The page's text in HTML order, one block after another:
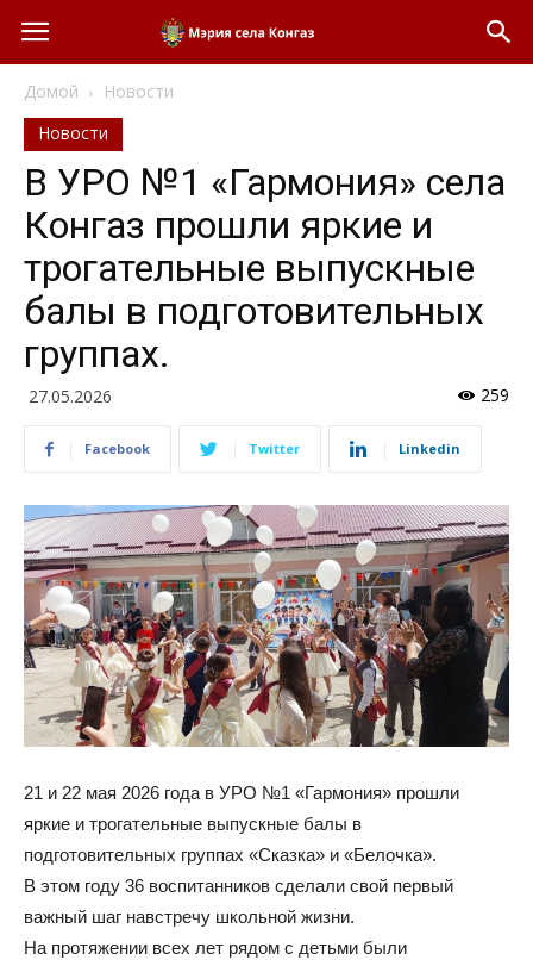
Домой
Новости
Новости
В УРО №1 «Гармония» села
Конгаз прошли яркие и
трогательные выпускные
балы в подготовительных
группах.
27.05.2026 259
Facebook Twitter Linkedin
21 и 22 мая 2026 года в УРО №1 «Гармония» прошли
яркие и трогательные выпускные балы в
подготовительных группах «Сказка» и «Белочка».
В этом году 36 воспитанников сделали свой первый
важный шаг навстречу школьной жизни.
На протяжении всех лет рядом с детьми были